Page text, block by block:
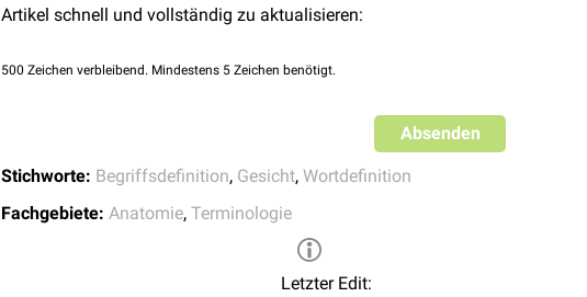
Artikel schnell und vollständig zu aktualisieren:
500 Zeichen verbleibend. Mindestens 5 Zeichen benötigt.
Absenden
Stichworte: Begriffsdefinition, Gesicht, Wortdefinition
Fachgebiete: Anatomie, Terminologie
Letzter Edit: